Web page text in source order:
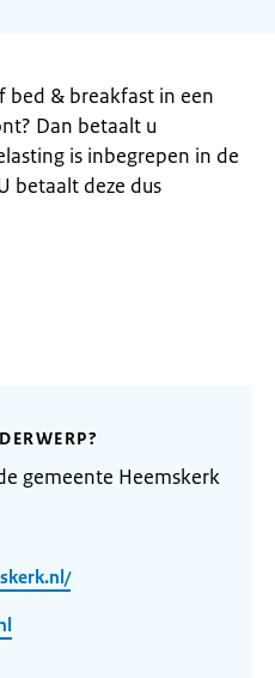
bed & breakfast in een
Dan betaalt u
is inbegrepen in de
betaalt deze dus
gemeente Heemskerk